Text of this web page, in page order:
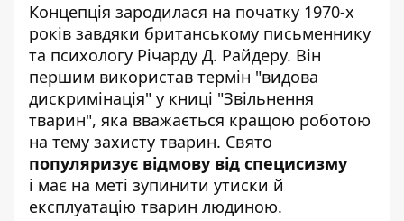
Концепція зародилася на початку 1970-х
років завдяки британському письменнику
та психологу Річарду Д. Райдеру. Він
першим використав термін "видова
дискримінація" у книці "Звільнення
тварин", яка вважається кращою роботою
на тему захисту тварин. Свято
популяризує відмову від специсизму
і має на меті зупинити утиски й
експлуатацію тварин людиною.